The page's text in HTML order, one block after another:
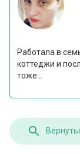
Работала в
коттеджи и
тоже...